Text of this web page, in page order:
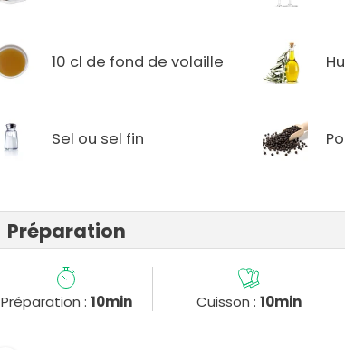
10 cl de fond de volaille
Sel ou sel fin
Préparation
Préparation : 10min Cuisson :10min